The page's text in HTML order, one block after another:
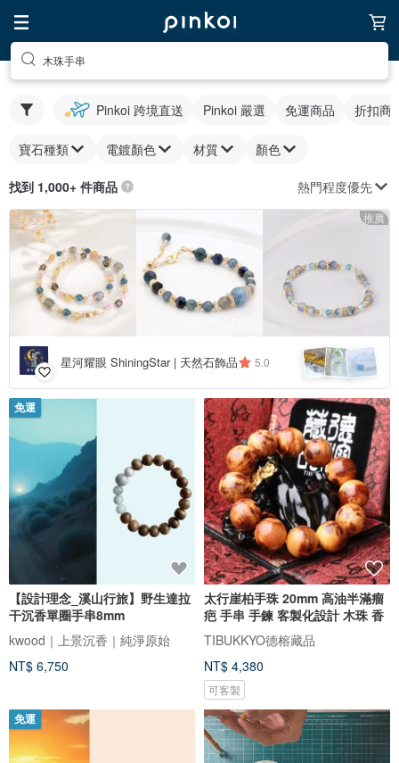
木珠手串
Pinkoi 跨境直送 Pinkoi 嚴選 免運商品 折扣商
寶石種類 電鍍顏色 材質 顏色
找到 1,000+ 件商品 熱門程度優先
推廣
星河耀眼 ShiningStar | 天然石飾品 5.0
免運
【設計理念_溪山行旅】野生達拉
干沉香單圈手串8mm
kwood｜上景沉香｜純淨原始
NT$ 6,750
太行崖柏手珠 20mm 高油半滿瘤
疤 手串 手鍊 客製化設計 木珠 香
TIBUKKYO德榕藏品
NT$ 4,380
可客製
免運